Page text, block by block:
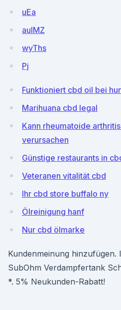
uEa
aulMZ
wyThs
Pj
Funktioniert cbd oil bei
Marihuana cbd legal
Kann rheumatoide
verursachen
Günstige restaurants in
Veteranen vitalität cbd
Ihr cbd store buffalo ny
Ölreinigung hanf
Nur cbd ölmarke
Kundenmeinung hinzufügen.
SubOhm Verdampfertank
*. 5% Neukunden-Rabatt!